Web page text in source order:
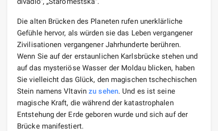
Die alten Brücken des Planeten rufen unerklärliche
Gefühle hervor, als würden sie das Leben vergangener
Zivilisationen vergangener Jahrhunderte berühren.
Wenn Sie auf der erstaunlichen Karlsbrücke stehen und
auf das mysteriöse Wasser der Moldau blicken, haben
Sie vielleicht das Glück, den magischen tschechischen
Stein namens Vltavinzu sehen. Und es ist seine
magische Kraft, die während der katastrophalen
Entstehung der Erde geboren wurde und sich auf der
Brücke manifestiert.